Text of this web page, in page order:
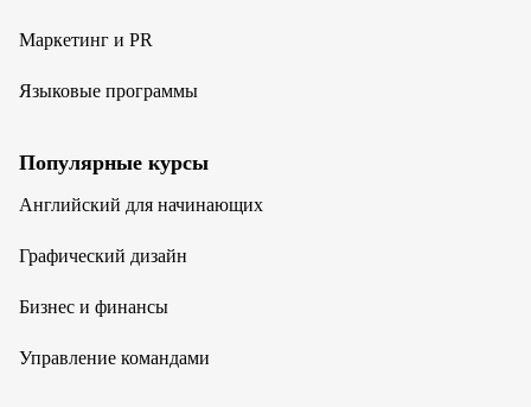
Маркетинг и PR
Языковые программы
Популярные курсы
Английский для начинающих
Графический дизайн
Бизнес и финансы
Управление командами